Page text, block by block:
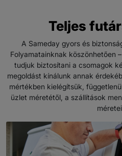
Teljes
A Sameday gyors és
Folyamatainknak köszönhetően
tudjuk biztosítani a csomagok
megoldást kínálunk annak
mértékben kielégítsük,
üzlet méretétől, a szállítások